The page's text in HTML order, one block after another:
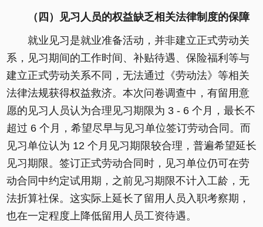
（四）见习人员的权益缺乏相关法律制度的保障
就业见习是就业准备活动，并非建立正式劳动关
系，见习期间的工作时间、补贴待遇、保险福利等与
建立正式劳动关系不同，无法通过《劳动法》等相关
法律法规获得权益救济。本次问卷调查中，有留用意
愿的见习人员认为合理见习期限为 3 - 6 个月，最长不
超过 6 个月，希望尽早与见习单位签订劳动合同。而
见习单位认为 12 个月见习期限较合理，普遍希望延长
见习期限。签订正式劳动合同时，见习单位仍可在劳
动合同中约定试用期，之前见习期限不计入工龄，无
法折算社保。这实际上延长了留用人员入职考察期，
也在一定程度上降低留用人员工资待遇。